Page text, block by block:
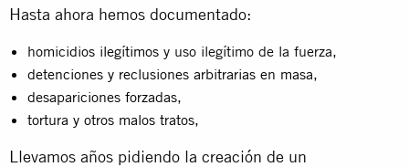
Hasta ahora hemos documentado:
homicidios ilegítimos y uso ilegítimo de la fuerza,
detenciones y reclusiones arbitrarias en masa,
desapariciones forzadas,
tortura y otros malos tratos,
Llevamos años pidiendo la creación de un